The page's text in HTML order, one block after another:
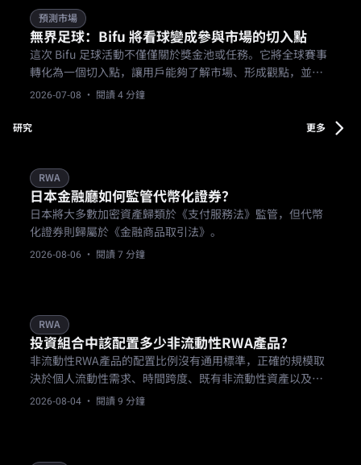
預測市場
無界足球：Bifu 將看球變成參與市場的切入點
這次 Bifu 足球活動不僅僅關於獎金池或任務。它將全球賽事
轉化為一個切入點，讓用戶能夠了解市場、形成觀點，並決
定是否採取行動。從比賽到預測市場和基於進球的任務，它
2026-07-08 · 閱讀 4 分鐘
研究 更多
RWA
日本金融廳如何監管代幣化證券？
日本將大多數加密資產歸類於《支付服務法》監管，但代幣
化證券則歸屬於《金融商品取引法》。
2026-08-06 · 閱讀 7 分鐘
RWA
投資組合中該配置多少非流動性RWA產品？
非流動性RWA產品的配置比例沒有通用標準，正確的規模取
決於個人流動性需求、時間跨度、既有非流動性資產以及風
險承受度。本文提供一套評估因素框架，而非固定公式。
2026-08-04 · 閱讀 9 分鐘